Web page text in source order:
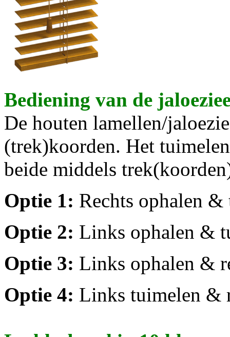
Bediening van de
De houten lamellen/
(trek)koorden. Het
beide middels
Optie 1: Rechts ophalen
Optie 2: Links ophalen &
Optie 3: Links ophalen &
Optie 4: Links tuimelen &